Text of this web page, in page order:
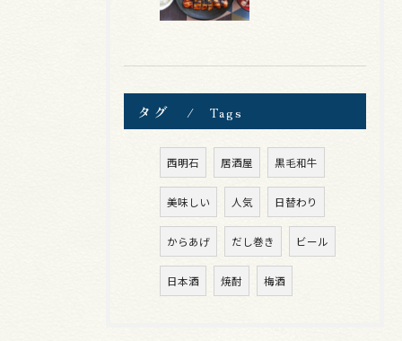
タグ Tags
西明石 居酒屋 黒毛和牛
美味しい 人気 日替わり
からあげ だし巻き ビール
日本酒 焼酎 梅酒